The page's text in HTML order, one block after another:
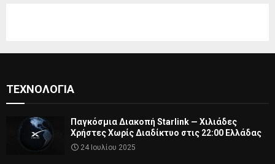
ΤΕΧΝΟΛΟΓΊΑ
Παγκόσμια Διακοπή Starlink — Χιλιάδες
Χρήστες Χωρίς Διαδίκτυο στις 22:00 Ελλάδας
24 Ιουλίου 2025